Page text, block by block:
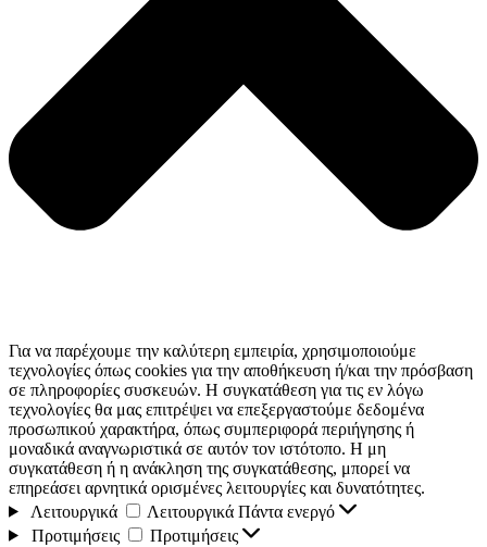
Για να παρέχουμε την καλύτερη εμπειρία, χρησιμοποιούμε
τεχνολογίες όπως cookies για την αποθήκευση ή/και την πρόσβαση
σε πληροφορίες συσκευών. Η συγκατάθεση για τις εν λόγω
τεχνολογίες θα μας επιτρέψει να επεξεργαστούμε δεδομένα
προσωπικού χαρακτήρα, όπως συμπεριφορά περιήγησης ή
μοναδικά αναγνωριστικά σε αυτόν τον ιστότοπο. Η μη
συγκατάθεση ή η ανάκληση της συγκατάθεσης, μπορεί να
επηρεάσει αρνητικά ορισμένες λειτουργίες και δυνατότητες.
Λειτουργικά
Λειτουργικά Πάντα ενεργό
Προτιμήσεις
Προτιμήσεις